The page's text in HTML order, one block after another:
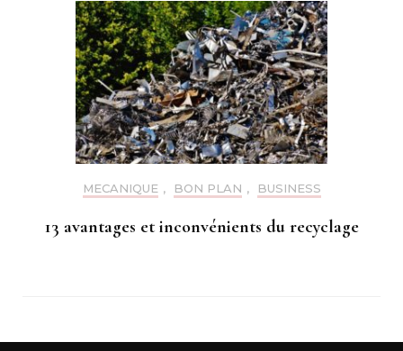
MECANIQUE , BON PLAN , BUSINESS
13 avantages et inconvénients du recyclage